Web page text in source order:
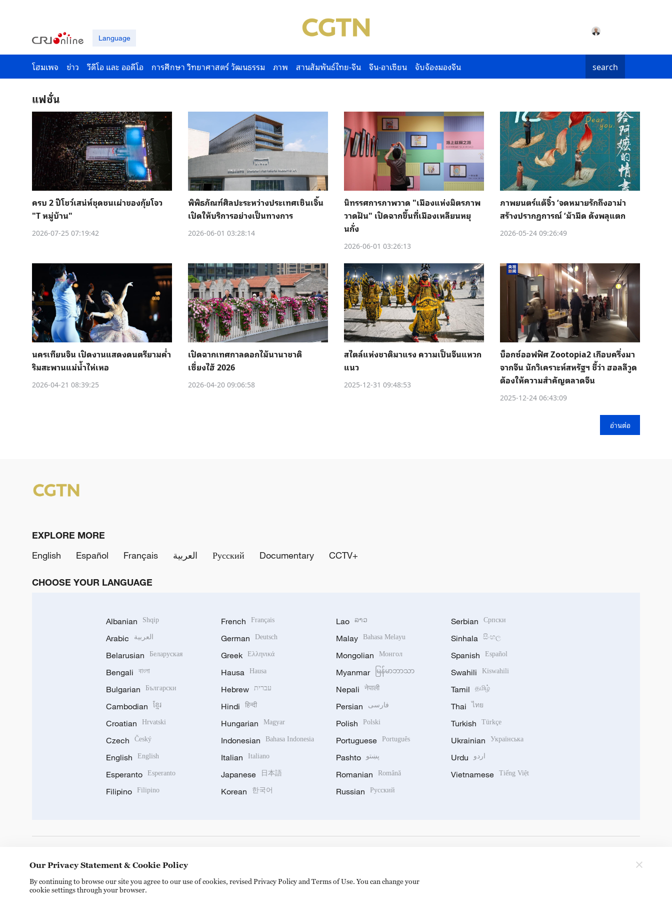
Language
โฮมเพจ ข่าว วีดีโอ และ ออดีโอ การศึกษา วิทยาศาสตร์ วัฒนธรรม ภาพ สานสัมพันธ์ไทย-จีน จีน-อาเซียน จับจ้องมองจีน search
แฟชั่น
ครบ 2 ปีโชว์เสน่ห์ชุดชนเผ่าของกุ้ยโจว
"T หมู่บ้าน"
2026-07-25 07:19:42
พิพิธภัณฑ์ศิลปะระหว่างประเทศเซินเจิ้น
เปิดให้บริการอย่างเป็นทางการ
2026-06-01 03:28:14
นิทรรศการภาพวาด "เมืองแห่งมิตรภาพ
วาดฝัน" เปิดฉากขึ้นที่เมืองเหลียนหยุ
นกั่ง
2026-06-01 03:26:13
ภาพยนตร์แต้จิ๋ว ‘จดหมายรักถึงอาม่า
สร้างปรากฏการณ์ ‘ม้ามืด ดังพลุแตก
2026-05-24 09:26:49
นครเทียนจิน เปิดงานแสดงดนตรียามค่ำ
ริมสะพานแม่น้ำไห่เหอ
2026-04-21 08:39:25
เปิดฉากเทศกาลดอกไม้นานาชาติ
เซี่ยงไฮ้ 2026
2026-04-20 09:06:58
สไตล์แห่งชาติมาแรง ความเป็นจีนแหวก
แนว
2025-12-31 09:48:53
บ็อกซ์ออฟฟิศ Zootopia2 เกือบครึ่งมา
จากจีน นักวิเคราะห์สหรัฐฯ ชี้ว่า ฮอลลีวูด
ต้องให้ความสำคัญตลาดจีน
2025-12-24 06:43:09
อ่านต่อ
EXPLORE MORE
English
Español Français العربية Русский Documentary CCTV+
CHOOSE YOUR LANGUAGE
Albanian Shqip
Arabic العربية
Belarusian Беларуская
Bengali বাংলা
Bulgarian Български
Cambodian ខ្មែរ
Croatian Hrvatski
Czech Český
English English
Esperanto Esperanto
Filipino Filipino
French Français
German Deutsch
Greek Ελληνικά
Hausa Hausa
Hebrew עברית
Hindi हिन्दी
Hungarian Magyar
Indonesian Bahasa Indonesia
Italian Italiano
Japanese 日本語
Korean 한국어
Lao ລາວ
Malay Bahasa Melayu
Mongolian Монгол
Myanmar မြန်မာဘာသာ
Nepali नेपाली
Persian فارسی
Polish Polski
Portuguese Português
Pashto پښتو
Romanian Română
Russian Русский
Serbian Српски
Sinhala සිංහල
Spanish Español
Swahili Kiswahili
Tamil தமிழ்
Thai ไทย
Turkish Türkçe
Ukrainian Українська
Urdu اردو
Vietnamese Tiếng Việt
Our Privacy Statement & Cookie Policy
By continuing to browse our site you agree to our use of cookies, revised Privacy Policy and Terms of Use. You can change your
cookie settings through your browser.